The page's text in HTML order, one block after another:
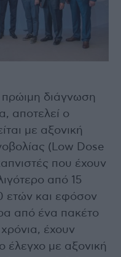
πρώιμη διάγνωση
αποτελεί ο
με αξονική
(Low Dose
που έχουν
από 15
ετών και εφόσον
από ένα πακέτο
έχουν
έλεγχο με αξονική